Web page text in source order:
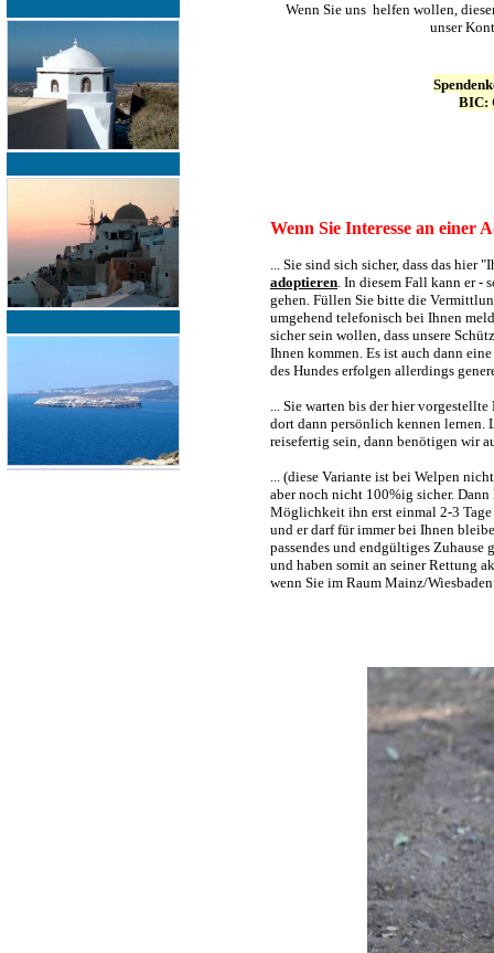
Wenn Sie uns helfen wollen,
unser
BIC:
Wenn Sie Interesse an einer
... Sie sind sich sicher, dass das
adoptieren. In diesem Fall kann er -
gehen. Füllen Sie bitte die
umgehend telefonisch bei Ihnen
sicher sein wollen, dass unsere
Ihnen kommen. Es ist auch dann
des Hundes erfolgen allerdings
... Sie warten bis der hier
dort dann persönlich kennen lernen.
reisefertig sein, dann benötigen wir
... (diese Variante ist bei Welpen
aber noch nicht 100%ig sicher.
Möglichkeit ihn erst einmal 2-3 Tage
und er darf für immer bei Ihnen
passendes und endgültiges
und haben somit an seiner Rettung
wenn Sie im Raum Mainz/